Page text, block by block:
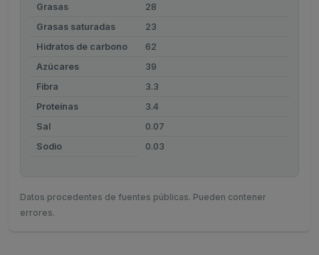
Grasas
28
Grasas saturadas
23
Hidratos de carbono
62
Azúcares
39
Fibra
3.3
Proteínas
3.4
Sal
0.07
Sodio
0.03
Datos procedentes de fuentes públicas. Pueden contener
errores.